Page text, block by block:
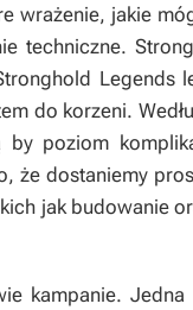
wrażenie, jakie
techniczne.
Legends
do korzeni.
poziom
że dostaniemy
jak budowanie
kampanie. Jedna